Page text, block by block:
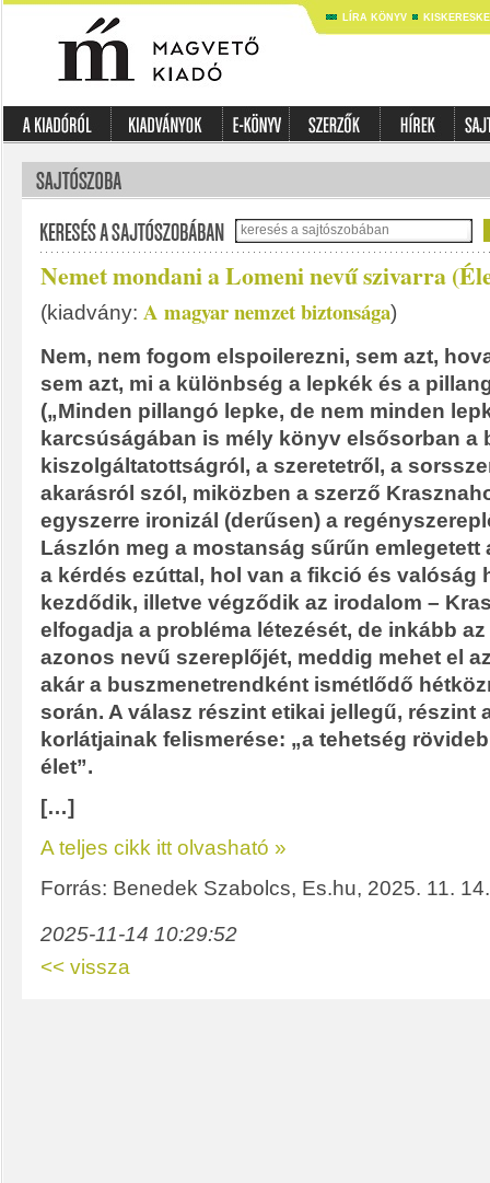
LÍRA KÖNYV
Nemet mondani a Lomeni nevű szivarra
(kiadvány: A magyar nemzet biztonsága)
Nem, nem fogom elspoilerezni, sem azt,
sem azt, mi a különbség a lepkék és a
(„Minden pillangó lepke, de nem minden
karcsúságában is mély könyv elsősorban a
kiszolgáltatottságról, a szeretetről, a
akarásról szól, miközben a szerző
egyszerre ironizál (derűsen) a
Lászlón meg a mostanság sűrűn emlegetett
a kérdés ezúttal, hol van a fikció és valóság
kezdődik, illetve végződik az irodalom –
elfogadja a probléma létezését, de inkább
azonos nevű szereplőjét, meddig mehet el
akár a buszmenetrendként ismétlődő
során. A válasz részint etikai jellegű, részint
korlátjainak felismerése: „a tehetség
élet”.
[…]
A teljes cikk itt olvasható »
Forrás: Benedek Szabolcs, Es.hu, 2025. 11. 14.
2025-11-14 10:29:52
<< vissza